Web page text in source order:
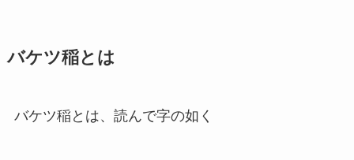
バケツ稲とは
バケツ稲とは、読んで字の如く